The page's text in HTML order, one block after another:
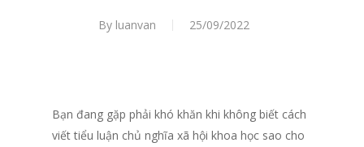
By luanvan 25/09/2022
Bạn đang gặp phải khó khăn khi không biết cách
viết tiểu luận chủ nghĩa xã hội khoa học sao cho